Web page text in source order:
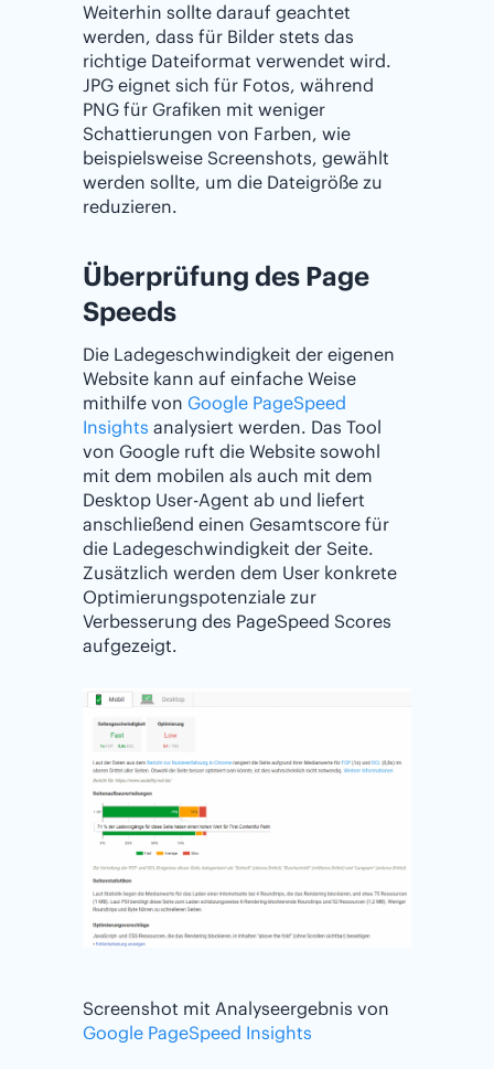
Weiterhin sollte darauf geachtet
werden, dass für Bilder stets das
richtige Dateiformat verwendet wird.
JPG eignet sich für Fotos, während
PNG für Grafiken mit weniger
Schattierungen von Farben, wie
beispielsweise Screenshots, gewählt
werden sollte, um die Dateigröße zu
reduzieren.
Überprüfung des Page
Speeds
Die Ladegeschwindigkeit der eigenen
Website kann auf einfache Weise
mithilfe von Google PageSpeed
Insights analysiert werden. Das Tool
von Google ruft die Website sowohl
mit dem mobilen als auch mit dem
Desktop User-Agent ab und liefert
anschließend einen Gesamtscore für
die Ladegeschwindigkeit der Seite.
Zusätzlich werden dem User konkrete
Optimierungspotenziale zur
Verbesserung des PageSpeed Scores
aufgezeigt.
Screenshot mit Analyseergebnis von
Google PageSpeed Insights